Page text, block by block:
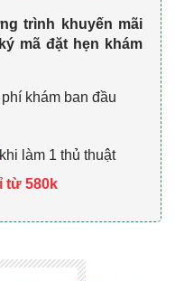
trình khuyến mãi
mã đặt hẹn khám
khám ban đầu
khi làm 1 thủ thuật
từ 580k